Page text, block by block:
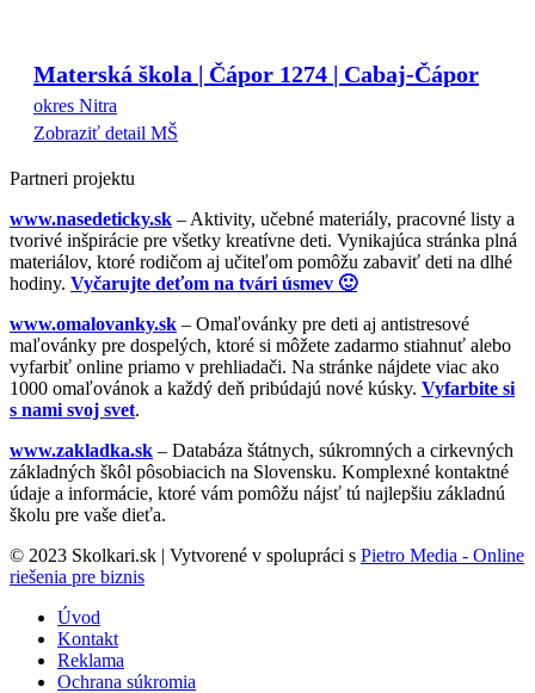
Materská škola | Čápor 1274 | Cabaj-Čápor
okres Nitra
Zobraziť detail MŠ
Partneri projektu
www.nasedeticky.sk – Aktivity, učebné materiály, pracovné listy a
tvorivé inšpirácie pre všetky kreatívne deti. Vynikajúca stránka plná
materiálov, ktoré rodičom aj učiteľom pomôžu zabaviť deti na dlhé
hodiny. Vyčarujte deťom na tvári úsmev 🙂
www.omalovanky.sk – Omaľovánky pre deti aj antistresové
maľovánky pre dospelých, ktoré si môžete zadarmo stiahnuť alebo
vyfarbiť online priamo v prehliadači. Na stránke nájdete viac ako
1000 omaľovánok a každý deň pribúdajú nové kúsky. Vyfarbite si
s nami svoj svet.
www.zakladka.sk – Databáza štátnych, súkromných a cirkevných
základných škôl pôsobiacich na Slovensku. Komplexné kontaktné
údaje a informácie, ktoré vám pomôžu nájsť tú najlepšiu základnú
školu pre vaše dieťa.
© 2023 Skolkari.sk | Vytvorené v spolupráci s Pietro Media - Online
riešenia pre biznis
Úvod
Kontakt
Reklama
Ochrana súkromia